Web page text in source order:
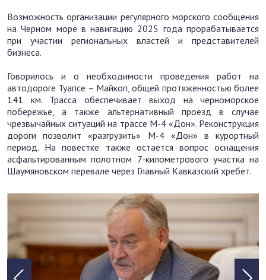
Возможность организации регулярного морского сообщения
на Черном море в навигацию 2025 года прорабатывается
при участии региональных властей и представителей
бизнеса.
Говорилось и о необходимости проведения работ на
автодороге Туапсе – Майкоп, общей протяженностью более
141 км. Трасса обеспечивает выход на черноморское
побережье, а также альтернативный проезд в случае
чрезвычайных ситуаций на трассе М-4 «Дон». Реконструкция
дороги позволит «разгрузить» М-4 «Дон» в курортный
период. На повестке также остается вопрос оснащения
асфальтированным полотном 7-километрового участка на
Шаумяновском перевале через Главный Кавказский хребет.